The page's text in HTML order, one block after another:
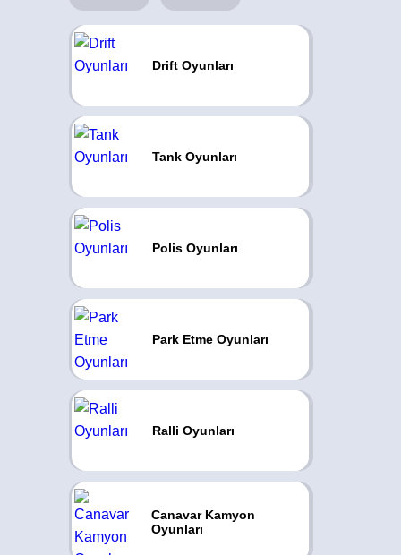
Drift Oyunları
Tank Oyunları
Polis Oyunları
Park Etme Oyunları
Ralli Oyunları
Canavar Kamyon
Oyunları